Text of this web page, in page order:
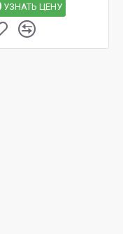
УЗНАТЬ ЦЕНУ